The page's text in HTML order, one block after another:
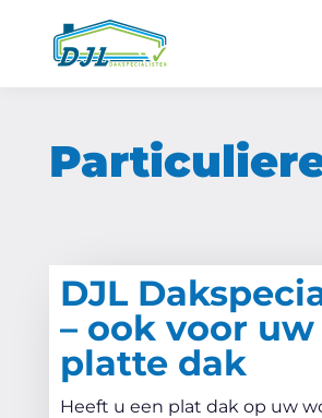
DJL
– ook voor uw
platte dak
Heeft u een plat dak op uw